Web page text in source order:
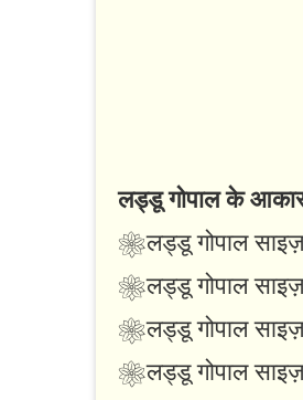
लड्डू गोपाल के
❀लड्डू गोपाल
❀लड्डू गोपाल
❀लड्डू गोपाल
❀लड्डू गोपाल